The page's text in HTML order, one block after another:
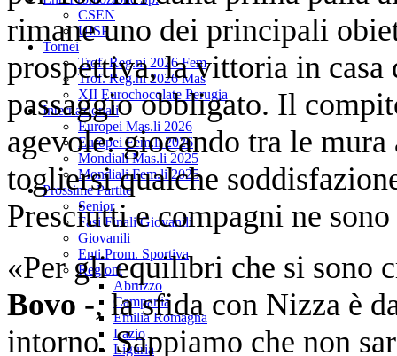
CSEN
UISP
Tornei
Trof. Reg.ni 2026 Fem
Trof. Reg.ni 2026 Mas
XII Eurochocolate Perugia
Internazionali
Europei Mas.li 2026
Europei Fem.li 2026
Mondiali Mas.li 2025
Mondiali Fem.li 2025
Prossime Partite
Senior
Fasi Finali Giovanili
Giovanili
Enti Prom. Sportiva
Regioni
Abruzzo
Campania
Emilia Romagna
Lazio
Liguria
rimane uno dei principali
prospettiva, la vittoria in casa
passaggio obbligato. Il
agevole: giocando tra le
togliersi qualche
Presciutti e compagni ne
«Per gli equilibri che si sono
Bovo -, la sfida con Nizza è
intorno. Sappiamo che non